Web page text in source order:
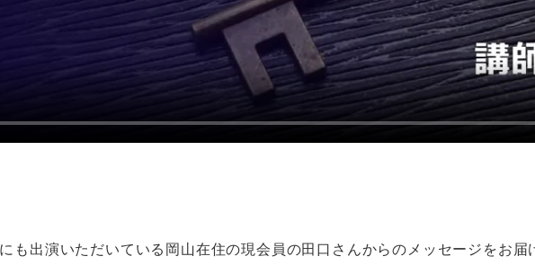
も出演いただいている岡山在住の現会員の田口さんからのメッセージをお届